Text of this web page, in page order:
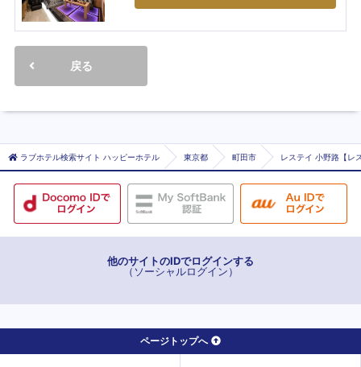
戻る
ラブホテル検索サイト ハッピーホテル 東京都 町田市 レステイ 小野路【レ
他のサイトのIDでログインする
（ソーシャルログイン）
ページトップへ